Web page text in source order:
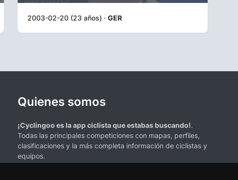
2003-02-20 (23 años) · GER
Quienes somos
¡Cyclingoo es la app ciclista que estabas buscando!.
Todas las principales competiciones con mapas, perfiles,
clasificaciones y la más completa información de ciclistas y
equipos.